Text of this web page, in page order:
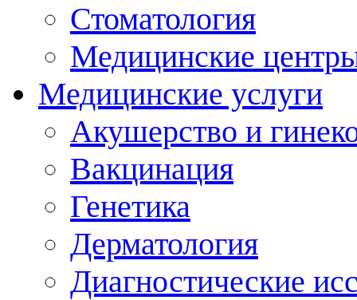
Стоматология
Медицинские
Медицинские услуги
Акушерство и
Вакцинация
Генетика
Дерматология
Диагностические